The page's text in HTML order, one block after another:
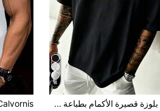
4
بلوزة قصيرة الأكمام بطباعة شعار إنجليزي بسيط متعددة الاستخدامات لرجال البدناء